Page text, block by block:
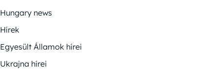
Hungary news
Hírek
Egyesült Államok hírei
Ukrajna hírei